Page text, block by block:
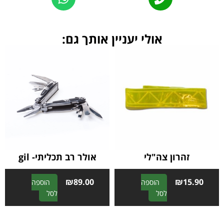
אולי יעניין אותך גם:
זהרון צה"לי
₪15.90
הוספה
לסל
A
l
אולר רב תכליתי- gil
₪89.00
הוספה
לסל
A
l